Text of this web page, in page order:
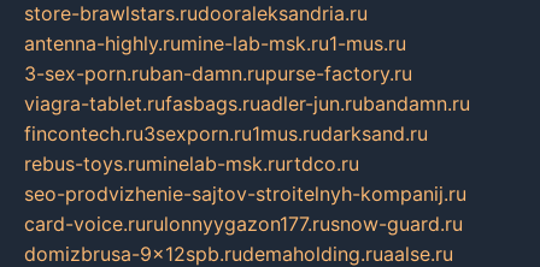
store-brawlstars.rudooraleksandria.ru
antenna-highly.rumine-lab-msk.ru1-mus.ru
3-sex-porn.ruban-damn.rupurse-factory.ru
viagra-tablet.rufasbags.ruadler-jun.rubandamn.ru
fincontech.ru3sexporn.ru1mus.rudarksand.ru
rebus-toys.ruminelab-msk.rurtdco.ru
seo-prodvizhenie-sajtov-stroitelnyh-kompanij.ru
card-voice.rurulonnyygazon177.rusnow-guard.ru
domizbrusa-9x12spb.rudemaholding.ruaalse.ru